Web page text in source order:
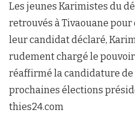
Les jeunes Karimistes du
retrouvés à Tivaouane
leur candidat déclaré,
rudement chargé le
réaffirmé la candidature de
prochaines élections
thies24.com